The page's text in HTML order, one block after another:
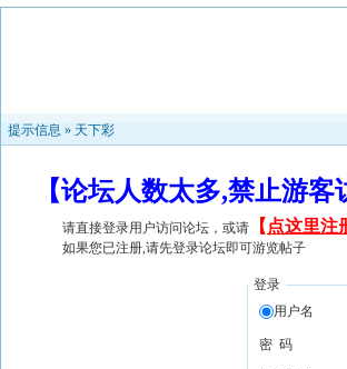
提示信息 » 天下彩
【论坛人数太多,禁止游
请直接登录用户访问论坛，或请 【 点这里注
如果您已注册,请先登录论坛即可游览帖子
登录
用户名
密 码